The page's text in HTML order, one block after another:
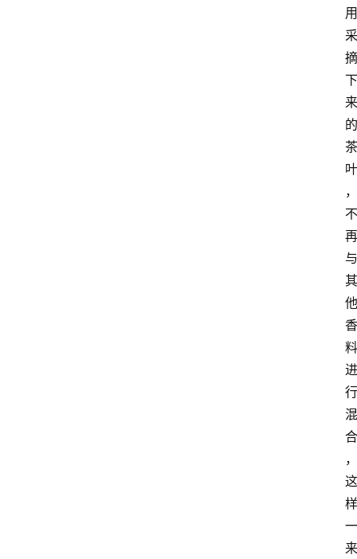
用
采
摘
下
来
的
茶
叶
，
不
再
与
其
他
香
料
进
行
混
合
，
这
样
一
来